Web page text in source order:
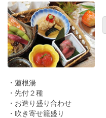
・蓮根湯
・先付２種
・お造り盛り合わせ
・吹き寄せ籠盛り